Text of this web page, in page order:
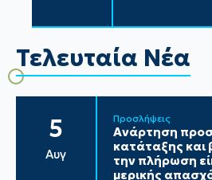
Τελευταία Νέα
5
Αυγ
Προσλήψεις
Ανάρτηση
κατάταξης και
την πλήρωση
μερικής